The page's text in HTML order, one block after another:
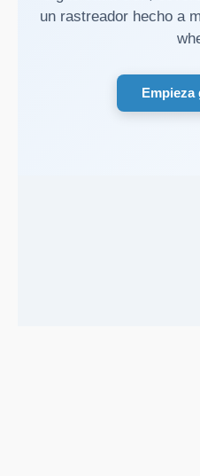
un rastreador hecho a
Empieza